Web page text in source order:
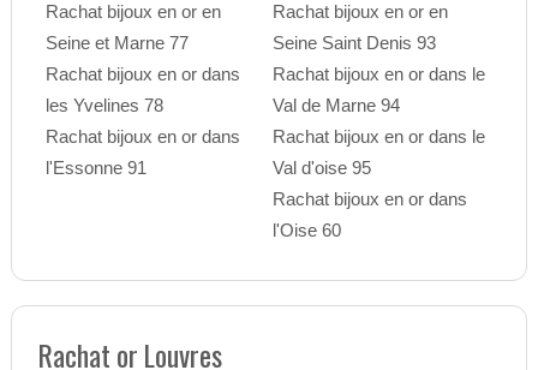
Rachat bijoux en or en
Seine et Marne 77
Rachat bijoux en or dans
les Yvelines 78
Rachat bijoux en or dans
l'Essonne 91
Rachat bijoux en or en
Seine Saint Denis 93
Rachat bijoux en or dans le
Val de Marne 94
Rachat bijoux en or dans le
Val d'oise 95
Rachat bijoux en or dans
l'Oise 60
Rachat or Louvres